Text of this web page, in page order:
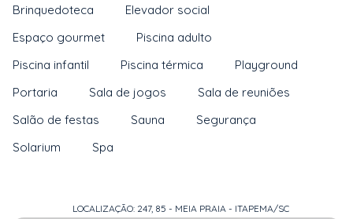
Brinquedoteca
Elevador social
Espaço gourmet
Piscina adulto
Piscina infantil
Piscina térmica
Playground
Portaria
Sala de jogos
Sala de reuniões
Salão de festas
Sauna
Segurança
Solarium
Spa
LOCALIZAÇÃO: 247, 85 - MEIA PRAIA - ITAPEMA/SC